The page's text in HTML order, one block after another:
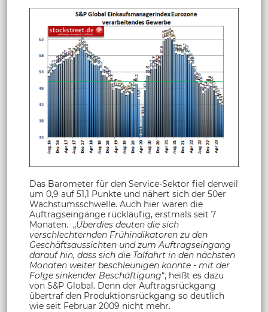
Das Barometer für den Service-Sektor fiel derweil
um 0,9 auf 51,1 Punkte und nähert sich der 50er
Wachstumsschwelle. Auch hier waren die
Auftragseingänge rückläufig, erstmals seit 7
Monaten. „Überdies deuten die sich
verschlechternden Frühindikatoren zu den
Geschäftsaussichten und zum Auftragseingang
darauf hin, dass sich die Talfahrt in den nächsten
Monaten weiter beschleunigen könnte - mit der
Folge sinkender Beschäftigung“, heißt es dazu
von S&P Global. Denn der Auftragsrückgang
übertraf den Produktionsrückgang so deutlich
wie seit Februar 2009 nicht mehr.